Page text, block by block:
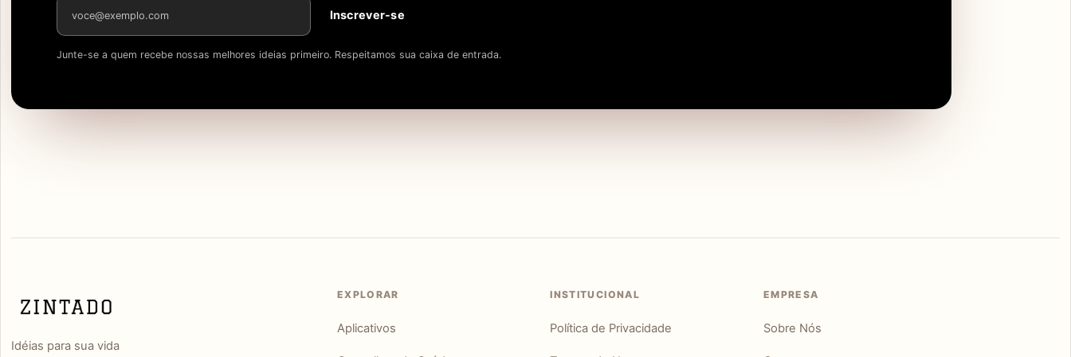
Inscrever-se
Junte-se a quem recebe nossas melhores ideias primeiro. Respeitamos sua caixa de entrada.
Idéias para sua vida
EXPLORAR
Aplicativos
INSTITUCIONAL
Política de Privacidade
EMPRESA
Sobre Nós